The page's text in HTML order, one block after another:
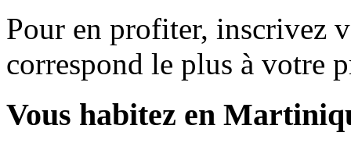
Pour en profiter, inscrivez
correspond le plus à votre
Vous habitez en